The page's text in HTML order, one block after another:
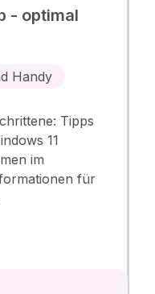
- optimal
Handy
Tipps
11
im
für